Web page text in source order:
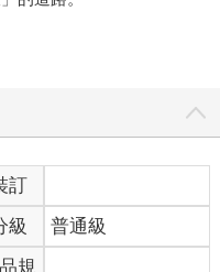
訂
級 普通級
規